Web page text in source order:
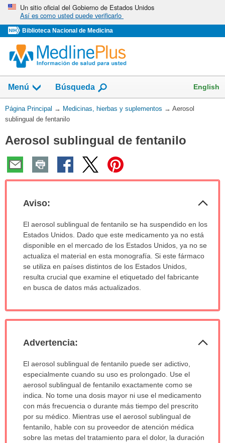
Omita
vaya
al
Contenido
Un sitio oficial del Gobierno de Estados Unidos
Así es como usted puede verificarlo
Biblioteca Nacional de Medicina
Menú
Mostrar
campo
de
Búsqueda English
Usted
está
Página Principal → Medicinas, hierbas y suplementos → Aerosol
sublingual de fentanilo
Aerosol sublingual de fentanilo
Aviso:
Aviso:
sido
extendido.
El aerosol sublingual de fentanilo se ha suspendido en los
Estados Unidos. Dado que este medicamento ya no está
disponible en el mercado de los Estados Unidos, ya no se
actualiza el material en esta monografía. Si este fármaco
se utiliza en países distintos de los Estados Unidos,
resulta crucial que examine el etiquetado del fabricante
en busca de datos más actualizados.
Advertencia:
Advertencia:
sido
extendido.
El aerosol sublingual de fentanilo puede ser adictivo,
especialmente cuando su uso es prolongado. Use el
aerosol sublingual de fentanilo exactamente como se
indica. No tome una dosis mayor ni use el medicamento
con más frecuencia o durante más tiempo del prescrito
por su médico. Mientras use el aerosol sublingual de
fentanilo, hable con su proveedor de atención médica
sobre las metas del tratamiento para el dolor, la duración